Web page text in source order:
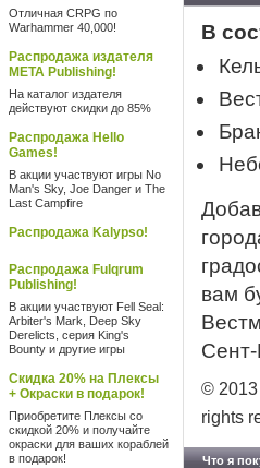
Отличная CRPG по
Warhammer 40,000!
Распродажа издателя
META Publishing!
На каталог издателя
действуют скидки до 85%
Распродажа Hello
Games!
В акции участвуют игры No
Man's Sky, Joe Danger и The
Last Campfire
Распродажа Kalypso!
Распродажа Fulqrum
Publishing!
В акции участвуют Fell Seal:
Arbiter's Mark, Deep Sky
Derelicts, серия King's
Bounty и другие игры
Скидка 20% на Плексы
+ Окраски в подарок!
Приобретите Плексы со
скидкой 20% и получайте
окраски для ваших кораблей
в подарок!
В
вам
© 2013
rights
Что я